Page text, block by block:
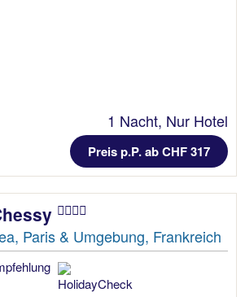
1 Nacht, Nur Hotel
Preis p.P. ab CHF 317
Paris & Umgebung, Frankreich